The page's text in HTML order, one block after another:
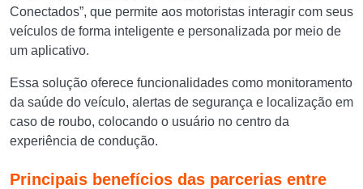
Conectados”, que permite aos motoristas interagir com seus
veículos de forma inteligente e personalizada por meio de
um aplicativo.
Essa solução oferece funcionalidades como monitoramento
da saúde do veículo, alertas de segurança e localização em
caso de roubo, colocando o usuário no centro da
experiência de condução.
Principais benefícios das parcerias entre